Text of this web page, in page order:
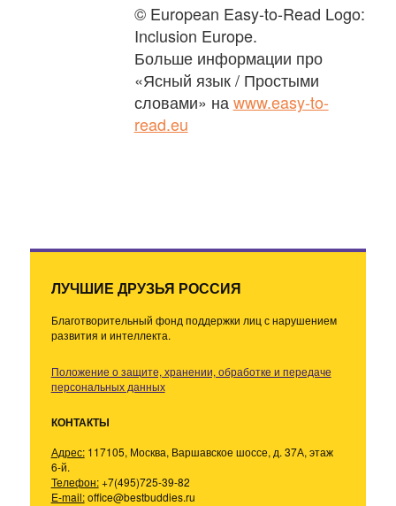
© European Easy-to-Read Logo:
Inclusion Europe.
Больше информации про
«Ясный язык / Простыми
словами» на www.easy-to-
read.eu
ЛУЧШИЕ ДРУЗЬЯ РОССИЯ
Благотворительный фонд поддержки лиц с нарушением
развития и интеллекта.
Положение о защите, хранении, обработке и передаче
персональных данных
КОНТАКТЫ
Адрес:117105, Москва, Варшавское шоссе, д. 37А, этаж
6-й.
Телефон:+7(495)725-39-82
E-mail:office@bestbuddies.ru